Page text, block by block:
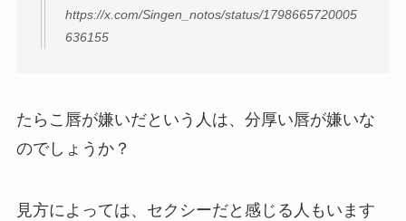
https://x.com/Singen_notos/status/1798665720005
636155
たらこ唇が嫌いだという人は、分厚い唇が嫌いな
のでしょうか？
見方によっては、セクシーだと感じる人もいます